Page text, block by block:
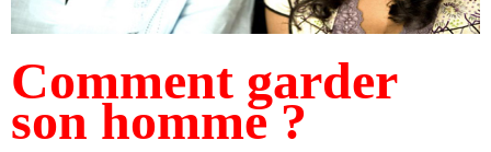
Comment garder
son homme ?